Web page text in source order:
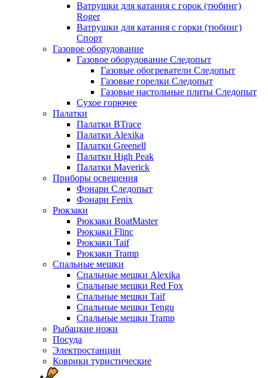
Ватрушки для катания с горок (тюбинг)
Roger
Ватрушки для катания с горки (тюбинг)
Спорт
Газовое оборудование
Газовое оборудование Следопыт
Газовые обогреватели Следопыт
Газовые горелки Следопыт
Газовые настольные плиты Следопыт
Сухое горючее
Палатки
Палатки BTrace
Палатки Alexika
Палатки Greenell
Палатки High Peak
Палатки Maverick
Приборы освещения
Фонари Следопыт
Фонари Fenix
Рюкзаки
Рюкзаки BoatMaster
Рюкзаки Flinc
Рюкзаки Taif
Рюкзаки Tramp
Спальные мешки
Спальные мешки Alexika
Спальные мешки Red Fox
Спальные мешки Taif
Спальные мешки Tengu
Спальные мешки Tramp
Рыбацкие ножи
Посуда
Электростанции
Коврики туристические